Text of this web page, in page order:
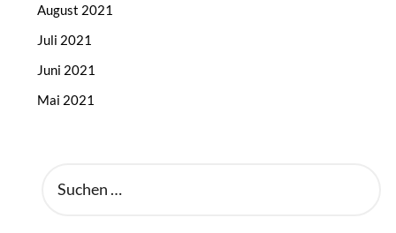
August 2021
Juli 2021
Juni 2021
Mai 2021
NACH: